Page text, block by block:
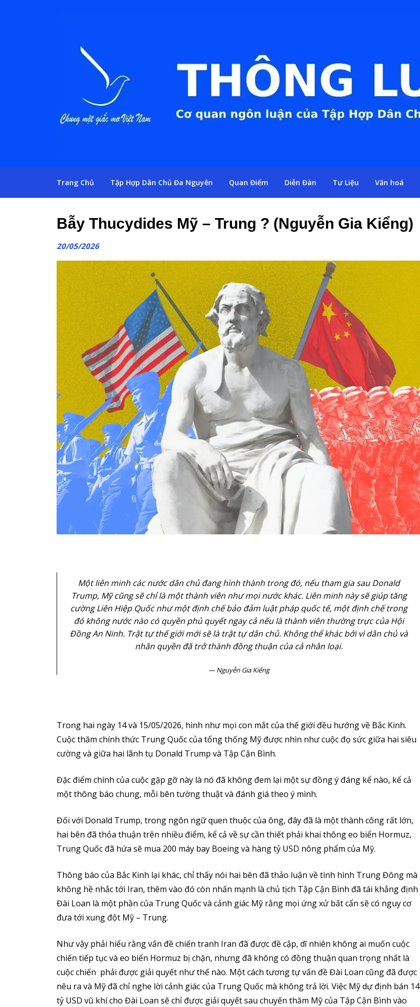
Trang Chủ Tập Hợp Dân Chủ Đa Nguyên Quan Điểm Diễn Đàn Tư Liệu Văn hoá
Bẫy Thucydides Mỹ – Trung ? (Nguyễn Gia Kiểng)
20/05/2026
Một liên minh các nước dân chủ đang hình thành trong đó, nếu tham gia sau Donald
Trump, Mỹ cũng sẽ chỉ là một thành viên như mọi nước khác. Liên minh này sẽ giúp tăng
cường Liên Hiệp Quốc như một định chế bảo đảm luật pháp quốc tế, một định chế trong
đó không nước nào có quyền phủ quyết ngay cả nếu là thành viên thường trực của Hội
Đồng An Ninh. Trật tự thế giới mới sẽ là trật tự dân chủ. Không thể khác bởi vì dân chủ và
nhân quyền đã trở thành đồng thuận của cả nhân loại.
Nguyễn Gia Kiểng
Trong hai ngày 14 và 15/05/2026, hình như mọi con mắt của thế giới đều hướng về Bắc Kinh.
Cuộc thăm chính thức Trung Quốc của tổng thống Mỹ được nhìn như cuộc đọ sức giữa hai siêu
cường và giữa hai lãnh tụ Donald Trump và Tập Cận Bình.
Đặc điểm chính của cuộc gặp gỡ này là nó đã không đem lại một sự đồng ý đáng kể nào, kể cả
một thông báo chung, mỗi bên tường thuật và đánh giá theo ý mình.
Đối với Donald Trump, trong ngôn ngữ quen thuộc của ông, đây đã là một thành công rất lớn,
hai bên đã thỏa thuận trên nhiều điểm, kể cả về sự cần thiết phải khai thông eo biển Hormuz,
Trung Quốc đã hứa sẽ mua 200 máy bay Boeing và hàng tỷ USD nông phẩm của Mỹ.
Thông báo của Bắc Kinh lại khác, chỉ thấy nói hai bên đã thảo luận về tình hình Trung Đông mà
không hề nhắc tới Iran, thêm vào đó còn nhấn mạnh là chủ tịch Tập Cận Bình đã tái khẳng định
Đài Loan là một phần của Trung Quốc và cảnh giác Mỹ rằng mọi ứng xử bất cẩn sẽ có nguy cơ
đưa tới xung đột Mỹ – Trung.
Như vậy phải hiểu rằng vấn đề chiến tranh Iran đã được đề cập, dĩ nhiên không ai muốn cuộc
chiến tiếp tục và eo biển Hormuz bị chặn, nhưng đã không có đồng thuận quan trọng nhất là
cuộc chiến phải được giải quyết như thế nào. Một cách tương tự vấn đề Đài Loan cũng đã được
nêu ra và Mỹ đã chỉ nghe lời cảnh giác của Trung Quốc mà không trả lời. Việc Mỹ dự định bán 14
tỷ USD vũ khí cho Đài Loan sẽ chỉ được giải quyết sau chuyến thăm Mỹ của Tập Cận Bình vào